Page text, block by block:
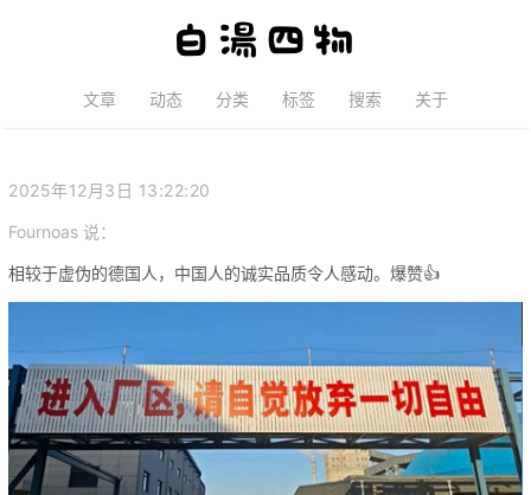
文章 动态 分类 标签 搜索 关于
2025年12月3日 13:22:20
Fournoas 说：
相较于虚伪的德国人，中国人的诚实品质令人感动。爆赞👍